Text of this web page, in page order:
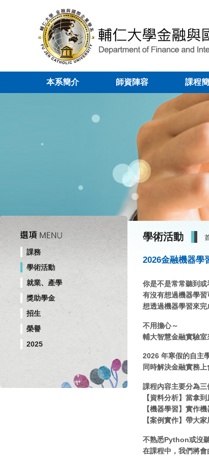
本系簡介 師資陣容 課程
課務
學術活動
就業、產學
獎助學金
招生
榮譽
2025
學術活動
2026金融機器學
你是不是常常聽到
有沒有想過機器學習
想透過機器學習來
不用擔心～
輔大智慧金融實驗室
2026 年寒假的自主
同時解決金融實務上
課程內容主要分為三
【資料分析】當拿
【機器學習】實作
【案例實作】帶大
不熟悉Python或沒
在課程中，我們將會